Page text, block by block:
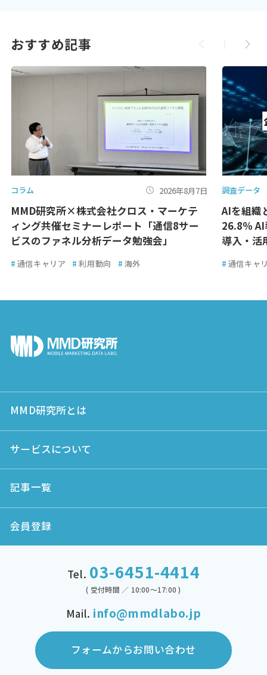
おすすめ記事
コラム 2026年8月7日
MMD研究所×株式会社クロス・マーケテ
ィング共催セミナーレポート「通信8サー
ビスのファネル分析データ勉強会」
# 通信キャリア # 利用動向 # 海外
調査データ
AIを組織
26.8％
導入・活
# 通信キャ
MMD研究所とは
サービスについて
記事一覧
会員登録
Tel. 03-6451-4414
( 受付時間 ／ 10:00～17:00 )
Mail. info@mmdlabo.jp
フォームからお問い合わせ